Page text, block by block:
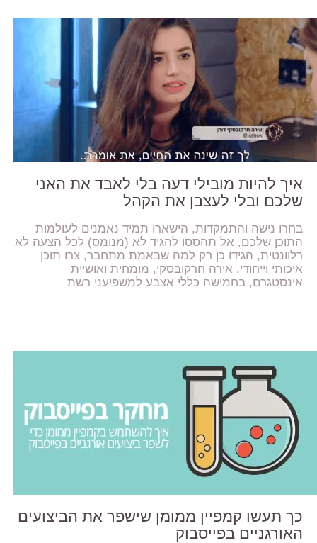
איך להיות מובילי דעה בלי לאבד את האני
שלכם ובלי לעצבן את הקהל
בחרו נישה והתמקדות, הישארו תמיד נאמנים לעולמות
התוכן שלכם, אל תהססו להגיד לא (מנומס) לכל הצעה לא
רלוונטית, הגידו כן רק למה שבאמת מתחבר, צרו תוכן
איכותי וייחודי. אירה חרקובסקי, מומחית ואושיית
אינסטגרם, בחמישה כללי אצבע למשפיעני רשת
כך תעשו קמפיין ממומן שישפר את הביצועים
האורגניים בפייסבוק